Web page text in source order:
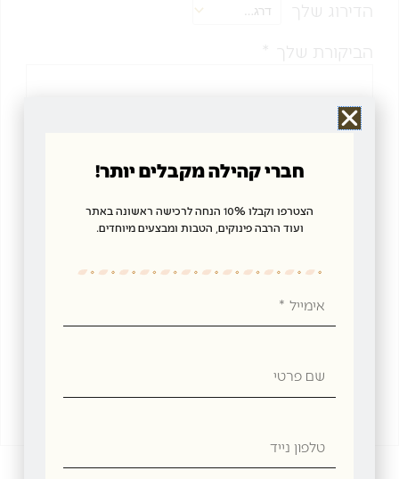
הדירוג שלך
הביקורת שלך *
שמור בדפדפן זה את השם, האימייל והאתר שלי לפעם
חברי קהילה מקבלים יותר!
הצטרפו וקבלו 10% הנחה לרכישה ראשונה באתר
ועוד הרבה פינוקים, הטבות ומבצעים מיוחדים.
פרטי
נייד